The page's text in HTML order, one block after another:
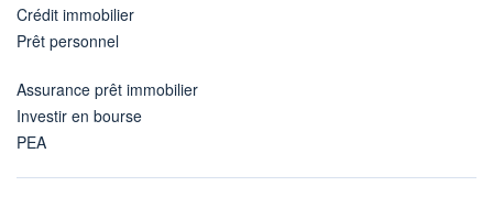
Crédit immobilier
Prêt personnel
Assurance prêt immobilier
Investir en bourse
PEA